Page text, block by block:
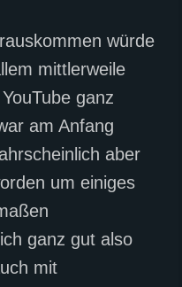
würde
mittlerweile
ganz
am Anfang
aber
um einiges
ganz gut also
mit